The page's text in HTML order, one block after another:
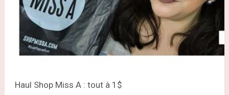
Haul Shop Miss A : tout à 1$